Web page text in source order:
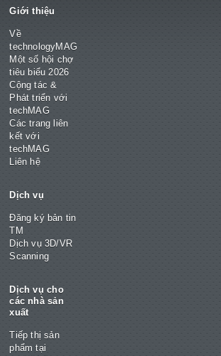
Giới thiệu
Về
technologyMAG
Một số hội chợ
tiêu biểu 2026
Cộng tác &
Phát triển với
techMAG
Các trang liên
kết với
techMAG
Liên hệ
Dịch vụ
Đăng ký bản tin
TM
Dịch vụ 3D/VR
Scanning
Dịch vụ cho
các nhà sản
xuất
Tiếp thị sản
phẩm tại